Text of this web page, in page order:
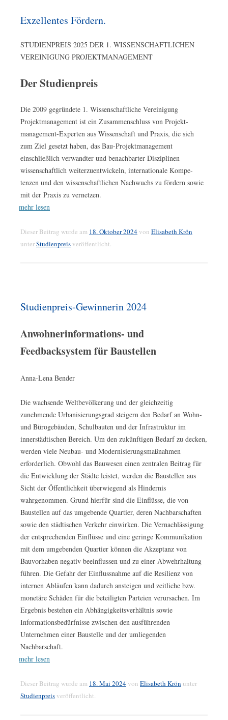
Exzellentes Fördern.
STUDIENPREIS 2025 DER 1. WISSENSCHAFTLICHEN
VEREINIGUNG PROJEKTMANAGEMENT
Der Studienpreis
Die 2009 gegründete 1. Wissenschaftliche Vereinigung
Projektmanagement ist ein Zusammenschluss von Projekt-
management-Experten aus Wissenschaft und Praxis, die sich
zum Ziel gesetzt haben, das Bau-Projektmanagement
einschließlich verwandter und benachbarter Disziplinen
wissenschaftlich weiterzuentwickeln, internationale Kompe-
tenzen und den wissenschaftlichen Nachwuchs zu fördern sowie
mit der Praxis zu vernetzen.
mehr lesen
Dieser Beitrag wurde am 18. Oktober 2024 von Elisabeth Krön
unterStudienpreis veröffentlicht.
Studienpreis-Gewinnerin 2024
Anwohnerinformations- und
Feedbacksystem für Baustellen
Anna-Lena Bender
Die wachsende Weltbevölkerung und der gleichzeitig
zunehmende Urbanisierungsgrad steigern den Bedarf an Wohn-
und Bürogebäuden, Schulbauten und der Infrastruktur im
innerstädtischen Bereich. Um den zukünftigen Bedarf zu decken,
werden viele Neubau- und Modernisierungsmaßnahmen
erforderlich. Obwohl das Bauwesen einen zentralen Beitrag für
die Entwicklung der Städte leistet, werden die Baustellen aus
Sicht der Öffentlichkeit überwiegend als Hindernis
wahrgenommen. Grund hierfür sind die Einflüsse, die von
Baustellen auf das umgebende Quartier, deren Nachbarschaften
sowie den städtischen Verkehr einwirken. Die Vernachlässigung
der entsprechenden Einflüsse und eine geringe Kommunikation
mit dem umgebenden Quartier können die Akzeptanz von
Bauvorhaben negativ beeinflussen und zu einer Abwehrhaltung
führen. Die Gefahr der Einflussnahme auf die Resilienz von
internen Abläufen kann dadurch ansteigen und zeitliche bzw.
monetäre Schäden für die beteiligten Parteien verursachen. Im
Ergebnis bestehen ein Abhängigkeitsverhältnis sowie
Informationsbedürfnisse zwischen den ausführenden
Unternehmen einer Baustelle und der umliegenden
Nachbarschaft.
mehr lesen
Dieser Beitrag wurde am 18. Mai 2024 von Elisabeth Krön unter
Studienpreis veröffentlicht.